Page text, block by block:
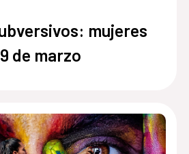
mujeres
de marzo